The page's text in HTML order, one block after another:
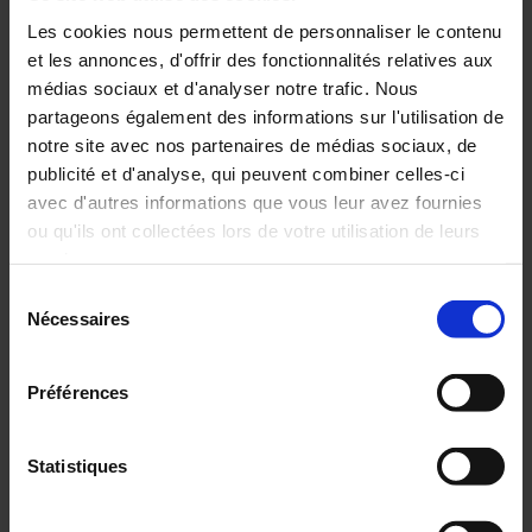
Les cookies nous permettent de personnaliser le contenu
et les annonces, d'offrir des fonctionnalités relatives aux
médias sociaux et d'analyser notre trafic. Nous
partageons également des informations sur l'utilisation de
notre site avec nos partenaires de médias sociaux, de
publicité et d'analyse, qui peuvent combiner celles-ci
avec d'autres informations que vous leur avez fournies
ou qu'ils ont collectées lors de votre utilisation de leurs
Pour en savoir plus, veuillez consulter notre
politique de
Nécessaires
Préférences
Statistiques
Découvrez toute l'actualité de Chauvin Arnoux
Metrix en France et à l'International
ACTUALITÉ
FRANCE
INTERNATIONAL
ARCHIVES